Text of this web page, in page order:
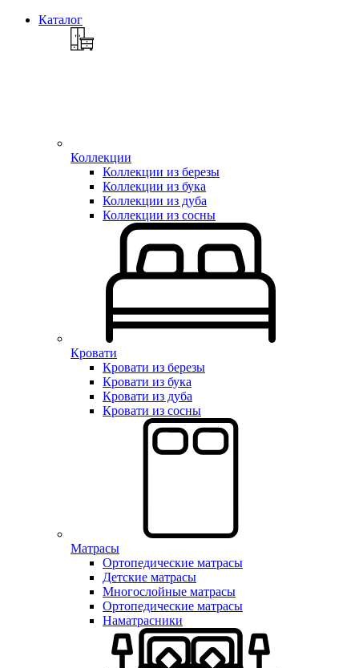
Каталог
Коллекции
Коллекции из березы
Коллекции из бука
Коллекции из дуба
Коллекции из сосны
Кровати
Кровати из березы
Кровати из бука
Кровати из дуба
Кровати из сосны
Матрасы
Ортопедические матрасы
Детские матрасы
Многослойные матрасы
Ортопедические матрасы
Наматрасники